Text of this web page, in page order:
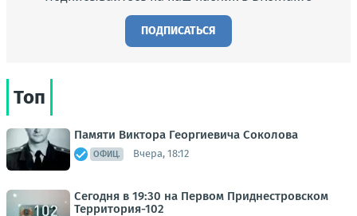
ПОДПИСАТЬСЯ
Топ
Памяти Виктора Георгиевича Соколова
ОФИЦ. Вчера, 18:12
Сегодня в 19:30 на Первом Приднестровском
Территория-102